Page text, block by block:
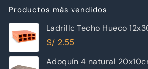
Productos más vendidos
Ladrillo Techo Hueco
Piramide
S/ 2.55
Adoquín 4 natural